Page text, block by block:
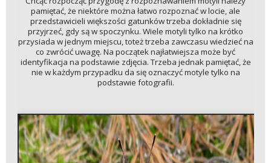
pamiętać, że niektóre można łatwo rozpoznać w locie, ale
przedstawicieli większości gatunków trzeba dokładnie się
przyjrzeć, gdy są w spoczynku. Wiele motyli tylko na krótko
przysiada w jednym miejscu, toteż trzeba zawczasu wiedzieć na
co zwrócić uwagę. Na początek najłatwiejsza może być
identyfikacja na podstawie zdjęcia. Trzeba jednak pamiętać, że
nie w każdym przypadku da się oznaczyć motyle tylko na
podstawie fotografii.